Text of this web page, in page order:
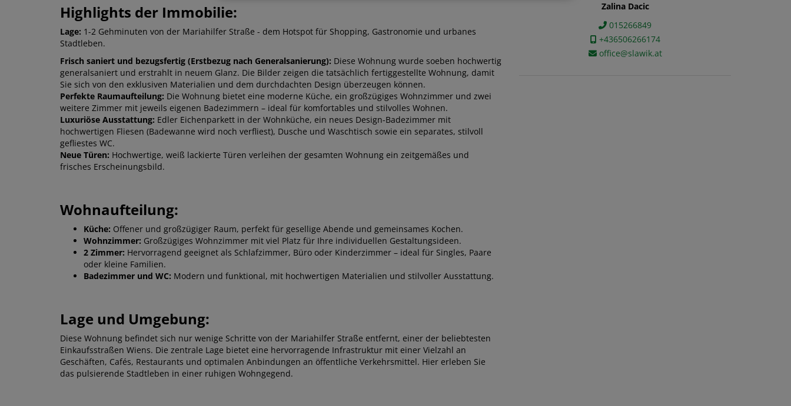
Highlights der Immobilie:
Lage: 1-2 Gehminuten von der Mariahilfer Straße - dem Hotspot für Shopping, Gastronomie und urbanes
Stadtleben.
Frisch saniert und bezugsfertig (Erstbezug nach Generalsanierung): Diese Wohnung wurde soeben hochwertig
generalsaniert und erstrahlt in neuem Glanz. Die Bilder zeigen die tatsächlich fertiggestellte Wohnung, damit
Sie sich von den exklusiven Materialien und dem durchdachten Design überzeugen können.
Perfekte Raumaufteilung: Die Wohnung bietet eine moderne Küche, ein großzügiges Wohnzimmer und zwei
weitere Zimmer mit jeweils eigenen Badezimmern – ideal für komfortables und stilvolles Wohnen.
Luxuriöse Ausstattung: Edler Eichenparkett in der Wohnküche, ein neues Design-Badezimmer mit
hochwertigen Fliesen (Badewanne wird noch verfliest), Dusche und Waschtisch sowie ein separates, stilvoll
gefliestes WC.
Neue Türen: Hochwertige, weiß lackierte Türen verleihen der gesamten Wohnung ein zeitgemäßes und
frisches Erscheinungsbild.
Wohnaufteilung:
Küche: Offener und großzügiger Raum, perfekt für gesellige Abende und gemeinsames Kochen.
Wohnzimmer: Großzügiges Wohnzimmer mit viel Platz für Ihre individuellen Gestaltungsideen.
2 Zimmer: Hervorragend geeignet als Schlafzimmer, Büro oder Kinderzimmer – ideal für Singles, Paare
oder kleine Familien.
Badezimmer und WC: Modern und funktional, mit hochwertigen Materialien und stilvoller Ausstattung.
Lage und Umgebung:
Diese Wohnung befindet sich nur wenige Schritte von der Mariahilfer Straße entfernt, einer der beliebtesten
Einkaufsstraßen Wiens. Die zentrale Lage bietet eine hervorragende Infrastruktur mit einer Vielzahl an
Geschäften, Cafés, Restaurants und optimalen Anbindungen an öffentliche Verkehrsmittel. Hier erleben Sie
das pulsierende Stadtleben in einer ruhigen Wohngegend.
Zalina Dacic
015266849
+436506266174
office@slawik.at